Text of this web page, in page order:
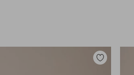
Dodaj